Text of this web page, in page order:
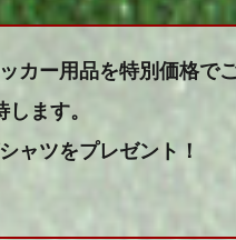
カー用品を特別価格で
ます。
ャツをプレゼント！